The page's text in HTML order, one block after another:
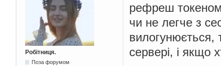
Робітниця.
Поза форумом
рефреш
чи не легче з
вилогунюється,
сервері, і якщо